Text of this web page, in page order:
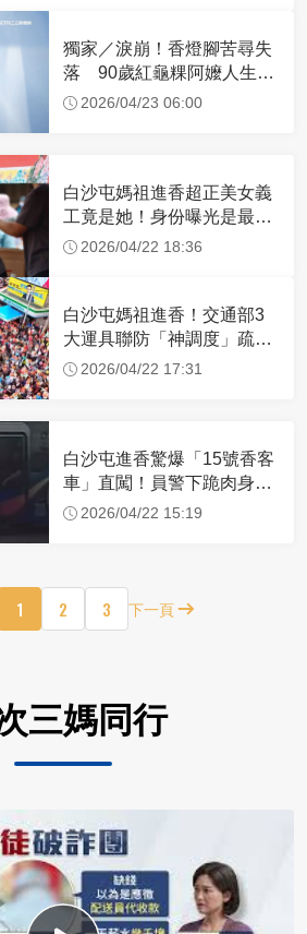
獨家／淚崩！香燈腳苦尋失
落 90歲紅龜粿阿嬤人生謝
幕2026/04/23 06:00
白沙屯媽祖進香超正美女義
工竟是她！身份曝光是最美
禮生 一輩子不結婚
2026/04/22 18:36
白沙屯媽祖進香！交通部3
大運具聯防「神調度」疏運
32.1萬創新高
2026/04/22 17:31
白沙屯進香驚爆「15號香客
車」直闖！員警下跪肉身擋
車：讓行人先過
2026/04/22 15:19
1 2 3 下一頁
三媽同行